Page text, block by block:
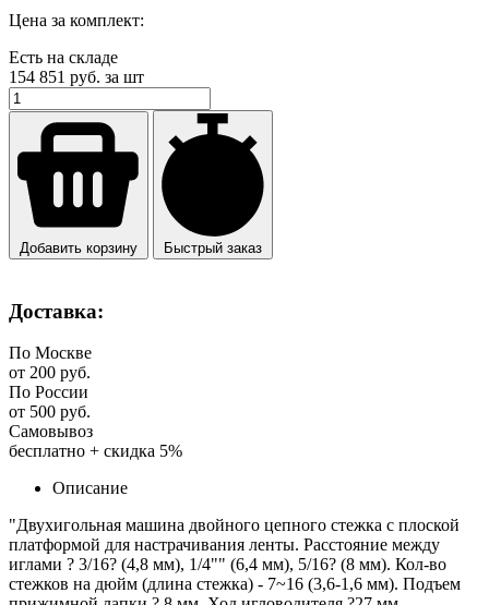
Цена за комплект:
Есть на складе
154 851 руб. за шт
Добавить корзину Быстрый заказ
Доставка:
По Москве
от 200 руб.
По России
от 500 руб.
Самовывоз
бесплатно + скидка 5%
Описание
"Двухигольная машина двойного цепного стежка с плоской
платформой для настрачивания ленты. Расстояние между
иглами ? 3/16? (4,8 мм), 1/4"" (6,4 мм), 5/16? (8 мм). Кол-во
стежков на дюйм (длина стежка) - 7~16 (3,6-1,6 мм). Подъем